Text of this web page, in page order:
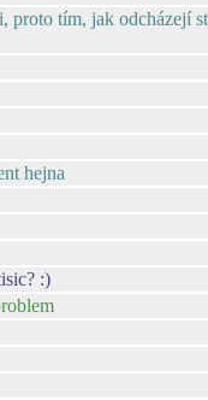
tím, jak odcházejí
hejna
:)